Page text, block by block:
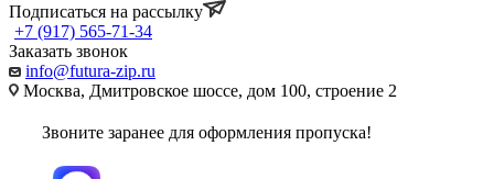
Подписаться на рассылку
+7 (917) 565-71-34
Заказать звонок
info@futura-zip.ru
Москва, Дмитровское шоссе, дом 100, строение 2
Звоните заранее для оформления пропуска!